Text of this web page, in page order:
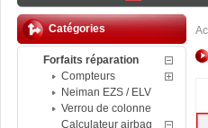
Catégories
Forfaits réparation
Compteurs
Neiman EZS / ELV
Verrou de colonne
Calculateur airbag